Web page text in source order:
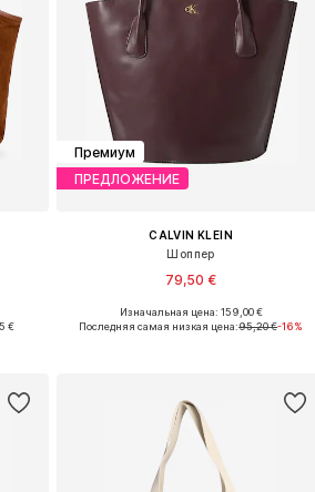
€
Премиум
ПРЕДЛОЖЕНИЕ
CALVIN KLEIN
Шоппер
79,50 €
Доступные размеры: One Size
Изначальная цена: 159,00 €
Последняя самая низкая цена:95,20 €-16%